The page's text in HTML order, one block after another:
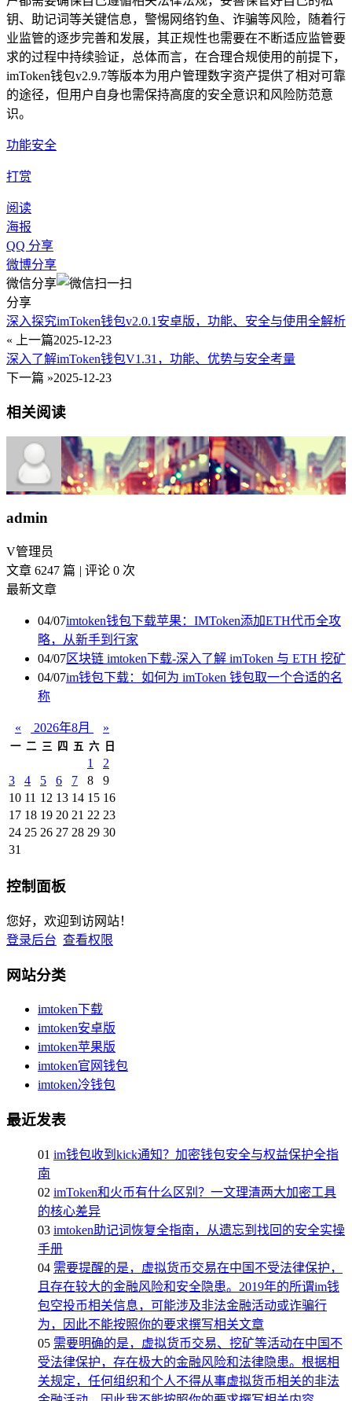
钥、助记词等关键信息，警惕网络钓鱼、诈骗等风险，随着行
业监管的逐步完善和发展，其正规性也需要在不断适应监管要
求的过程中持续验证，总体而言，在合理合规使用的前提下，
imToken钱包v2.9.7等版本为用户管理数字资产提供了相对可靠
的途径，但用户自身也需保持高度的安全意识和风险防范意
识。
功能安全
打赏
阅读
海报
QQ 分享
微博分享
微信分享
分享
深入探究imToken钱包v2.0.1安卓版，功能、安全与使用全解析
« 上一篇2025-12-23
深入了解imToken钱包V1.31，功能、优势与安全考量
下一篇 »2025-12-23
相关阅读
admin
V管理员
文章 6247 篇 | 评论 0 次
最新文章
04/07imtoken钱包下载苹果：IMToken添加ETH代币全攻
略，从新手到行家
04/07区块链 imtoken下载-深入了解 imToken 与 ETH 挖矿
04/07im钱包下载：如何为 imToken 钱包取一个合适的名
称
« 2026年8月 »
一 二 三 四 五 六 日
1
2
3
4 5 6 7 8
9
10 11 12 13 14 15 16
17 18 19 20 21 22 23
24 25 26 27 28 29 30
31
控制面板
您好，欢迎到访网站！
登录后台 查看权限
网站分类
imtoken下载
imtoken安卓版
imtoken苹果版
imtoken官网钱包
imtoken冷钱包
最近发表
01 im钱包收到kick通知？加密钱包安全与权益保护全指
南
02 imToken和火币有什么区别？一文理清两大加密工具
的核心差异
03 imtoken助记词恢复全指南，从遗忘到找回的安全实操
手册
04 需要提醒的是，虚拟货币交易在中国不受法律保护，
且存在较大的金融风险和安全隐患。2019年的所谓im钱
包空投币相关信息，可能涉及非法金融活动或诈骗行
为，因此不能按照你的要求撰写相关文章
05 需要明确的是，虚拟货币交易、挖矿等活动在中国不
受法律保护，存在极大的金融风险和法律隐患。根据相
关规定，任何组织和个人不得从事虚拟货币相关的非法